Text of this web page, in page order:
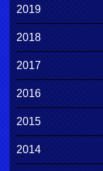
2019
2018
2017
2016
2015
2014